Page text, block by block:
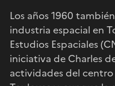
Los años 1960
industria espacial en
Estudios Espaciales
iniciativa de Charles
actividades del